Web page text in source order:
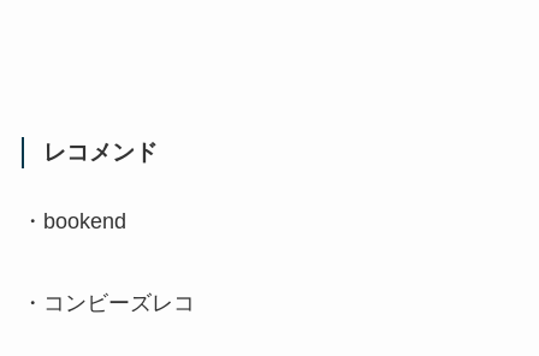
レコメンド
・ bookend
・コンビーズレコ